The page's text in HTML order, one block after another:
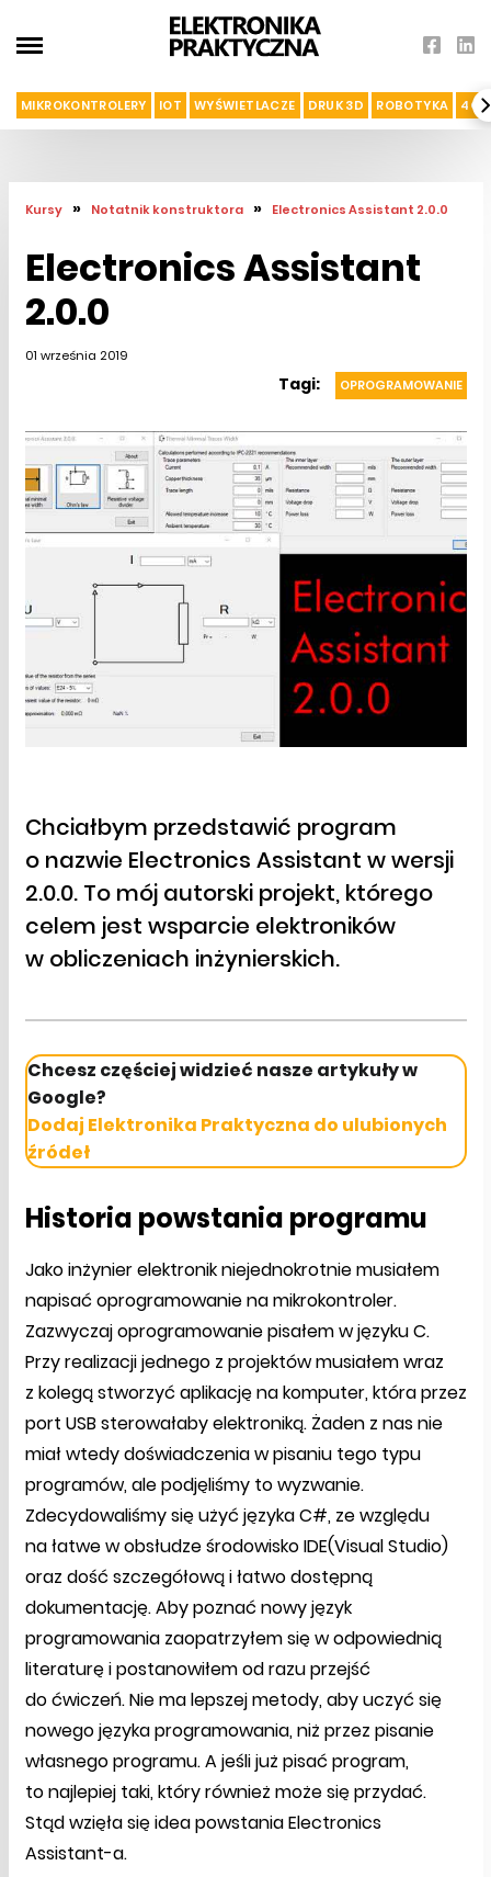
MIKROKONTROLERY IOT WYŚWIETLACZE DRUK 3D ROBOTYKA 4G I
Kursy » Notatnik konstruktora » Electronics Assistant 2.0.0
Electronics Assistant
2.0.0
01 września 2019
Tagi: OPROGRAMOWANIE
Chciałbym przedstawić program
o nazwie Electronics Assistant w wersji
2.0.0. To mój autorski projekt, którego
celem jest wsparcie elektroników
w obliczeniach inżynierskich.
Chcesz częściej widzieć nasze artykuły w
Google?
Dodaj Elektronika Praktyczna do ulubionych
źródeł
Historia powstania programu
Jako inżynier elektronik niejednokrotnie musiałem
napisać oprogramowanie na mikrokontroler.
Zazwyczaj oprogramowanie pisałem w języku C.
Przy realizacji jednego z projektów musiałem wraz
z kolegą stworzyć aplikację na komputer, która przez
port USB sterowałaby elektroniką. Żaden z nas nie
miał wtedy doświadczenia w pisaniu tego typu
programów, ale podjęliśmy to wyzwanie.
Zdecydowaliśmy się użyć języka C#, ze względu
na łatwe w obsłudze środowisko IDE(Visual Studio)
oraz dość szczegółową i łatwo dostępną
dokumentację. Aby poznać nowy język
programowania zaopatrzyłem się w odpowiednią
literaturę i postanowiłem od razu przejść
do ćwiczeń. Nie ma lepszej metody, aby uczyć się
nowego języka programowania, niż przez pisanie
własnego programu. A jeśli już pisać program,
to najlepiej taki, który również może się przydać.
Stąd wzięła się idea powstania Electronics
Assistant-a.